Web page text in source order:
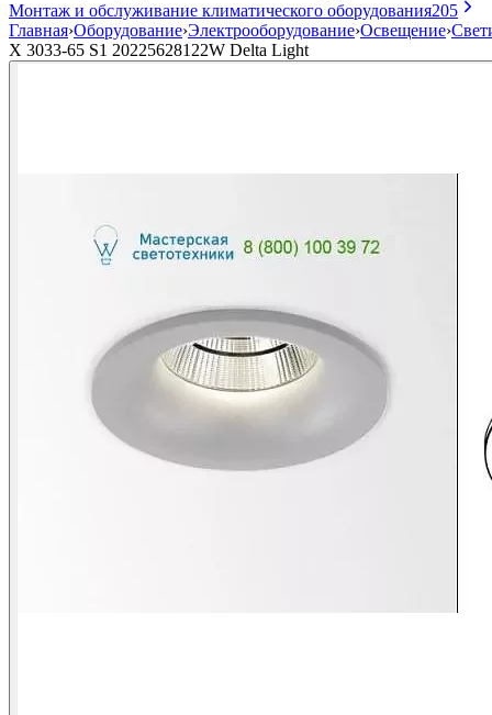
Монтаж и обслуживание климатического оборудования205
Главная›Оборудование›Электрооборудование›Освещение›
X 3033-65 S1 20225628122W Delta Light